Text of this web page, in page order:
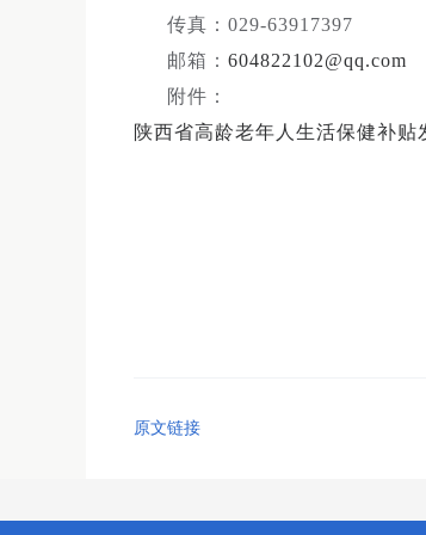
传真：029-63917397
邮箱： 604822102@qq.com
附件：
陕西省高龄老年人生活保健补
原文链接